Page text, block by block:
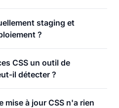
staging et
?
CSS un outil de
il détecter ?
à jour CSS n'a rien